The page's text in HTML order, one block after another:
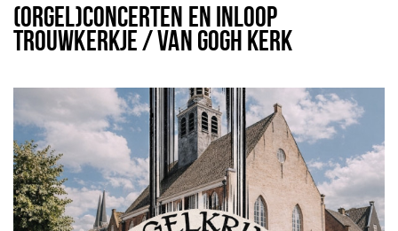
(ORGEL)CONCERTEN EN INLOOP
TROUWKERKJE / VAN GOGH KERK